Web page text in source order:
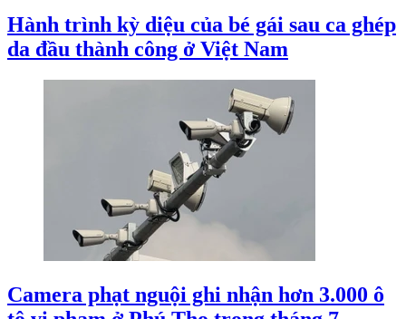
Hành trình kỳ diệu của bé gái sau ca ghép
da đầu thành công ở Việt Nam
Camera phạt nguội ghi nhận hơn 3.000 ô